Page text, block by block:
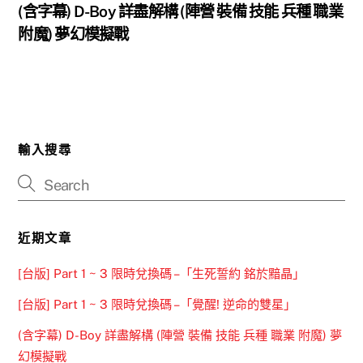
(含字幕) D-Boy 詳盡解構 (陣營 裝備 技能 兵種 職業
附魔) 夢幻模擬戰
輸入搜尋
近期文章
[台版] Part 1 ~ 3 限時兌換碼 –「生死誓約 銘於黯晶」
[台版] Part 1 ~ 3 限時兌換碼 –「覺醒! 逆命的雙星」
(含字幕) D-Boy 詳盡解構 (陣營 裝備 技能 兵種 職業 附魔) 夢
幻模擬戰